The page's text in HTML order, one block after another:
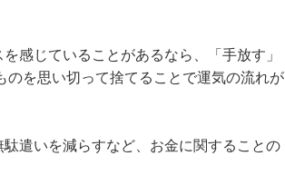
感じていることがあるなら、「手放す」
を思い切って捨てることで運気の流れが
遣いを減らすなど、お金に関することの